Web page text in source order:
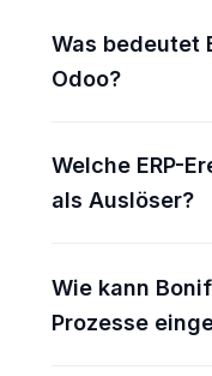
Was bedeutet
Odoo?
Welche ERP-
als Auslöser?
Wie kann
Prozesse